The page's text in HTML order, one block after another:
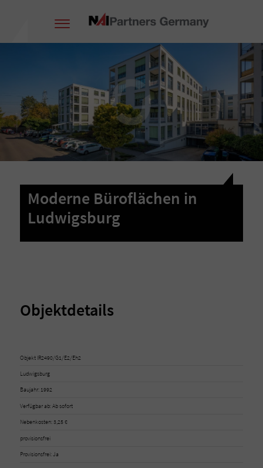
Moderne Büroflächen in
Ludwigsburg
Objektdetails
Objekt IR2490/G1/E2/Eh2
Ludwigsburg
Baujahr: 1992
Verfügbar ab: Ab sofort
Nebenkosten: 3,25 €
provisionsfrei
Provisionsfrei: Ja